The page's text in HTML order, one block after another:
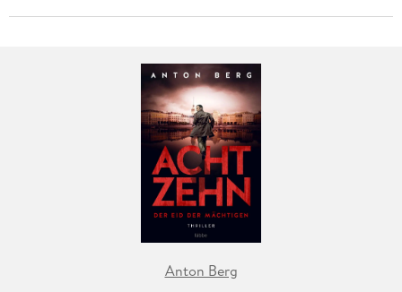
Anton Berg